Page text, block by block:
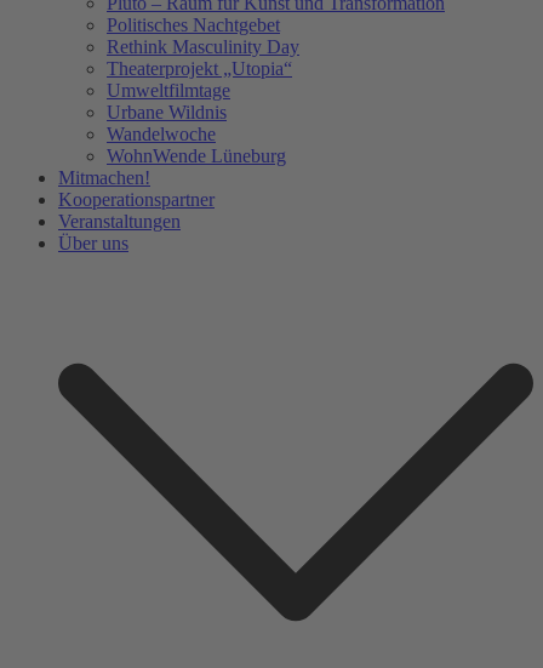
Politisches Nachtgebet
Rethink Masculinity Day
Theaterprojekt „Utopia“
Umweltfilmtage
Urbane Wildnis
Wandelwoche
WohnWende Lüneburg
Mitmachen!
Kooperationspartner
Veranstaltungen
Über uns